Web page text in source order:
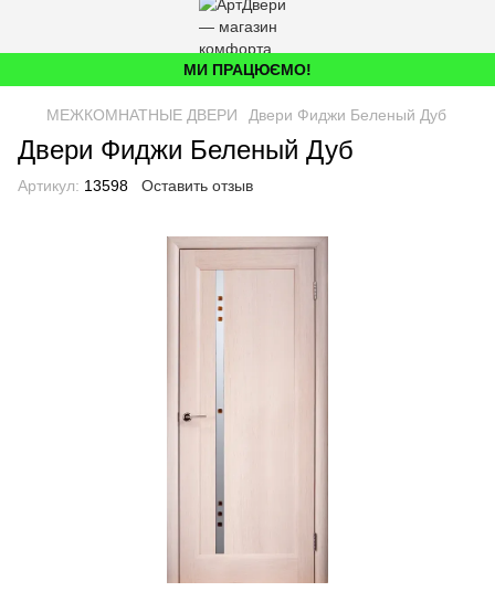
МИ ПРАЦЮЄМО!
МЕЖКОМНАТНЫЕ ДВЕРИ Двери Фиджи Беленый Дуб
Двери Фиджи Беленый Дуб
Артикул: 13598 Оставить отзыв